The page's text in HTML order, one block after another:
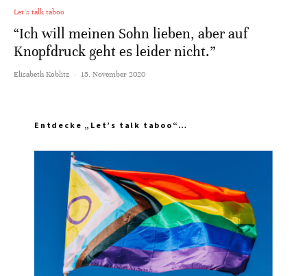
Let's talk taboo
“Ich will meinen Sohn lieben, aber auf
Knopfdruck geht es leider nicht.”
Elisabeth Koblitz · 15. November 2020
Entdecke „Let’s talk taboo“…